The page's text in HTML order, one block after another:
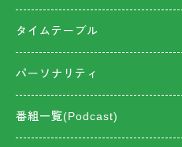
タイムテーブル
パーソナリティ
番組一覧(Podcast)